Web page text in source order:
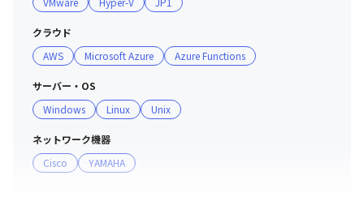
・成果は正当に評価します
「自己評価」、「会社評価」、「お客様評価」の3つの視
点から、1人ひとりの日々の活動を正当に評価していま
す。
スキル評価シートは、技術スキルだけでなくヒューマンス
キルも網羅。
りをきちんと評価しています。
クラウド
AWS
Microsoft Azure Azure Functions
サーバー・OS
Windows
Linux Unix
ネットワーク機器
Cisco
YAMAHA